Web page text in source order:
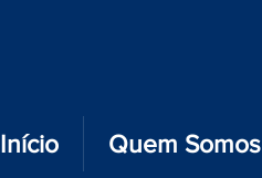
Início Quem Somos